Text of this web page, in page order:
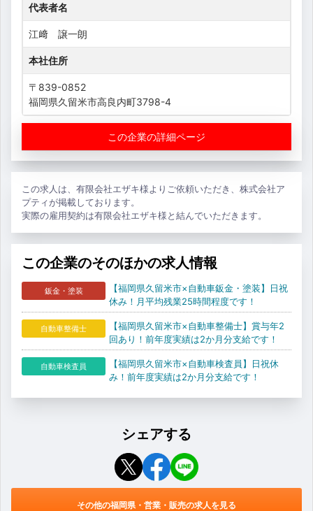
代表者名
江﨑 譲一朗
本社住所
〒839-0852
福岡県久留米市高良内町3798-4
この企業の詳細ページ
この求人は、有限会社エザキ様よりご依頼いただき、株式会社ア
プティが掲載しております。
実際の雇用契約は有限会社エザキ様と結んでいただきます。
この企業のそのほかの求人情報
鈑金・塗装
【福岡県久留米市×自動車鈑金・塗装】日祝
休み！月平均残業25時間程度です！
自動車整備士
【福岡県久留米市×自動車整備士】賞与年2
回あり！前年度実績は2か月分支給です！
自動車検査員
【福岡県久留米市×自動車検査員】日祝休
み！前年度実績は2か月分支給です！
シェアする
その他の福岡県・営業・販売の求人を見る